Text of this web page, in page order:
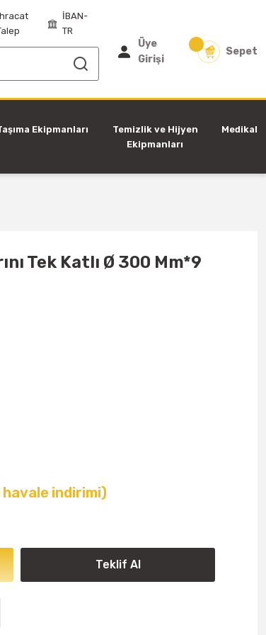
İBAN-
TR
Üye
Girişi
Sepet
Ekipmanları
Temizlik ve Hijyen
Ekipmanları
Medikal
Tek Katlı Ø 300 Mm*9
havale indirimi)
Teklif Al